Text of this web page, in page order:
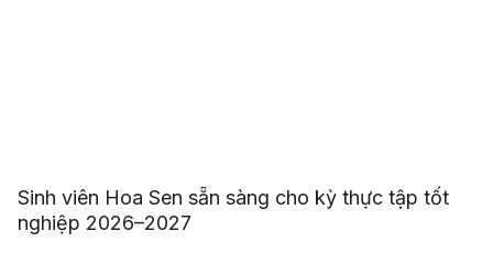
Sinh viên Hoa Sen sẵn sàng cho kỳ thực tập tốt
nghiệp 2026–2027